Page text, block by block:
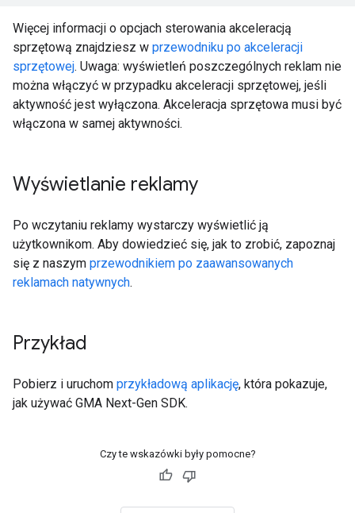
Więcej informacji o opcjach sterowania akceleracją
sprzętową znajdziesz w przewodniku po akceleracji
sprzętowej. Uwaga: wyświetleń poszczególnych reklam nie
można włączyć w przypadku akceleracji sprzętowej, jeśli
aktywność jest wyłączona. Akceleracja sprzętowa musi być
włączona w samej aktywności.
Wyświetlanie reklamy
Po wczytaniu reklamy wystarczy wyświetlić ją
użytkownikom. Aby dowiedzieć się, jak to zrobić, zapoznaj
się z naszym przewodnikiem po zaawansowanych
reklamach natywnych.
Przykład
Pobierz i uruchom przykładową aplikację, która pokazuje,
jak używać GMA Next-Gen SDK.
Czy te wskazówki były pomocne?